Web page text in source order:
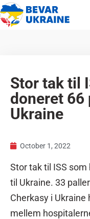
Stor tak til
doneret 66
Ukraine
October 1, 2022
Stor tak til ISS som
til Ukraine. 33
Cherkasy i
mellem